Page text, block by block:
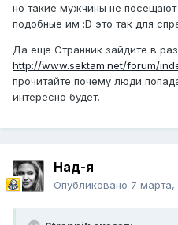
но такие мужчины не посещают
подобные им :D это так для
Да еще Странник зайдите в
http://www.sektam.net/forum/
прочитайте почему люди
интересно будет.
Над-я
Опубликовано 7 марта,